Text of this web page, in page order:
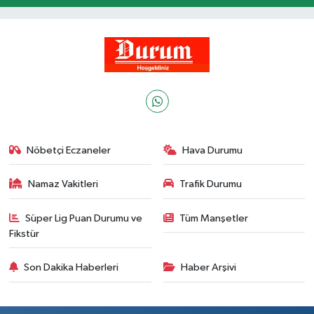
Nöbetçi Eczaneler Hava Durumu
Namaz Vakitleri Trafik Durumu
Süper Lig Puan Durumu ve
Fikstür
Tüm Manşetler
Son Dakika Haberleri Haber Arşivi